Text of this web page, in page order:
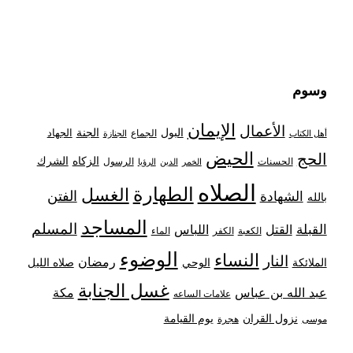
وسوم
أهل الكتاب الأعمال الإيمان البول الجماع الجنازة الجنة الجهاد
الحج الحسنات الحيض الخمر الدين الرؤيا الرسول الزكاه الشرك
بالله الشهادة الصلاه الطهارة الغسل الفتن
القبلة القتل الكعبة الكفر اللباس الماء المساجد المسلم
الملائكة النار النساء الوحي الوضوء رمضان صلاه الليل
عبد الله بن عباس علامات الساعه غسل الجنابة مكة
موسى نزول القران هجرة يوم القيامة